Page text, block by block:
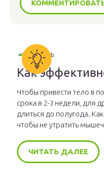
Как
Чтобы привести тело в
срока в 2-3 недели, для
длиться до полугода.
чтобы не утратить
ЧИТАТЬ ДАЛЕЕ